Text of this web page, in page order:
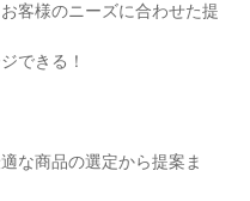
客様のニーズに合わせた提
できる！
な商品の選定から提案ま